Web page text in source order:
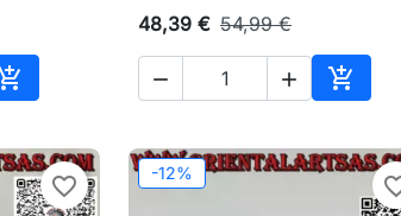
Aggiungi al carrello
48,39 € 54,99 €
  
favorite_border -12%